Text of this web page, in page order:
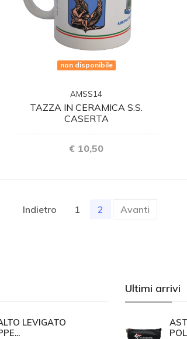
non disponibile
AMSS14
TAZZA IN CERAMICA S.S.
CASERTA
€ 10,50
Indietro 1 2 (current)
Avanti
LEVIGATO
Ultimi arrivi